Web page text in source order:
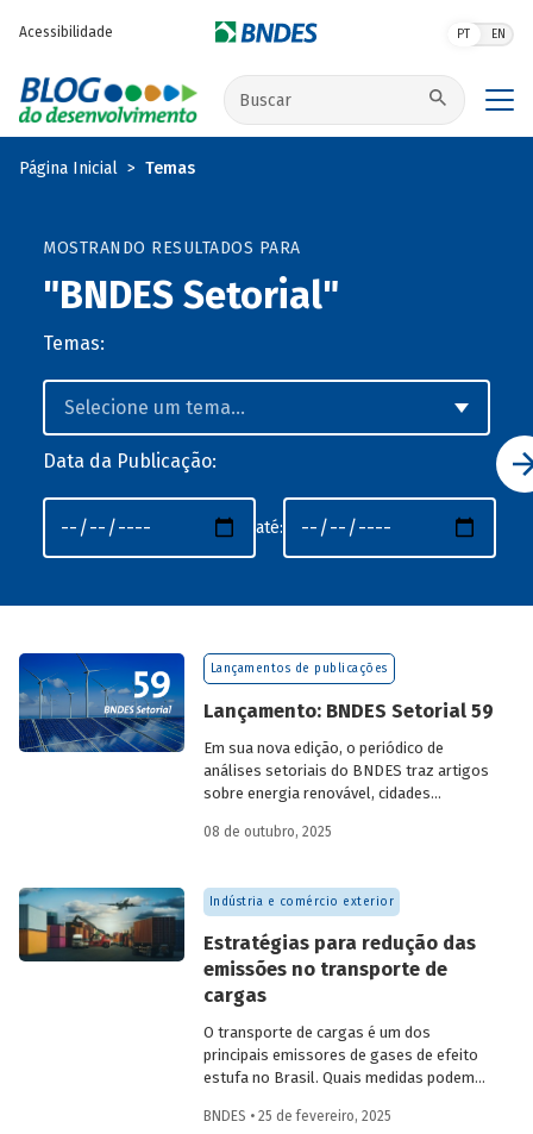
Acessibilidade PT EN
Buscar no site
Página Inicial Temas
MOSTRANDO RESULTADOS PARA
"BNDES Setorial"
Temas:
Data da Publicação:
até:
Lançamentos de publicações
Lançamento: BNDES Setorial 59
Em sua nova edição, o periódico de
análises setoriais do BNDES traz artigos
sobre energia renovável, cidades
urbanos (RSU) e exportação.
08 de outubro, 2025
Indústria e comércio exterior
Estratégias para redução das
emissões no transporte de
cargas
O transporte de cargas é um dos
principais emissores de gases de efeito
estufa no Brasil. Quais medidas podem
ambiental? Confira as estratégias que
BNDES • 25 de fevereiro, 2025